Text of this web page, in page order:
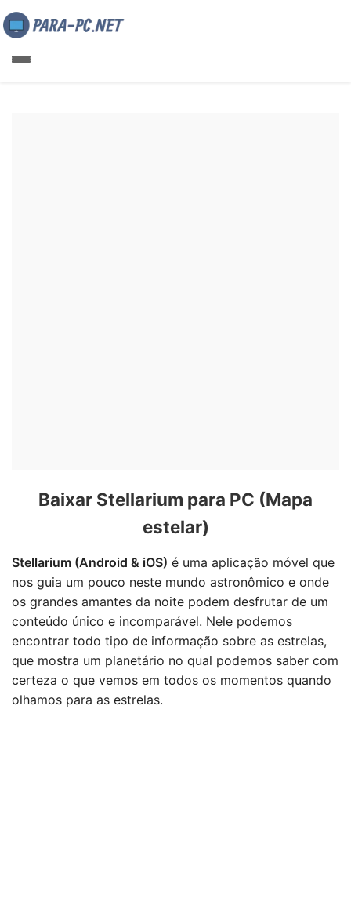
Baixar Stellarium para PC (Mapa
estelar)
Stellarium (Android & iOS) é uma aplicação móvel que
nos guia um pouco neste mundo astronômico e onde
os grandes amantes da noite podem desfrutar de um
conteúdo único e incomparável. Nele podemos
encontrar todo tipo de informação sobre as estrelas,
que mostra um planetário no qual podemos saber com
certeza o que vemos em todos os momentos quando
olhamos para as estrelas.